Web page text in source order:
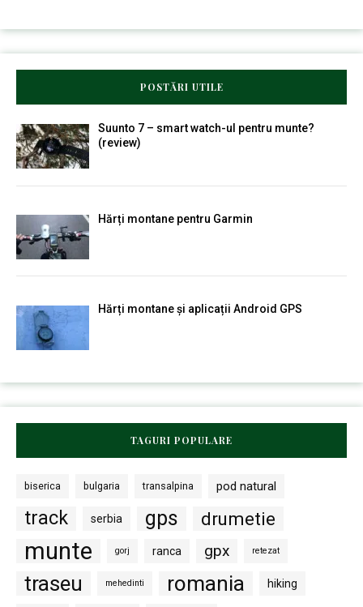
POSTĂRI UTILE
Suunto 7 – smart watch-ul pentru munte?
(review)
Hărți montane pentru Garmin
Hărți montane și aplicații Android GPS
TAGURI POPULARE
biserica bulgaria transalpina pod natural
track serbia gps drumetie
munte gorj ranca gpx retezat
traseu mehedinti romania hiking